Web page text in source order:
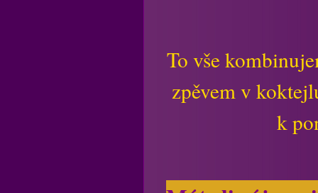
To vše
zpěvem v
k